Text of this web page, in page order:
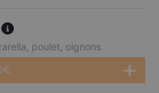
poulet, oignons
€